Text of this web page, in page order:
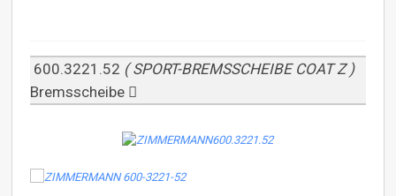
600.3221.52 ( SPORT-BREMSSCHEIBE COAT Z )
Bremsscheibe